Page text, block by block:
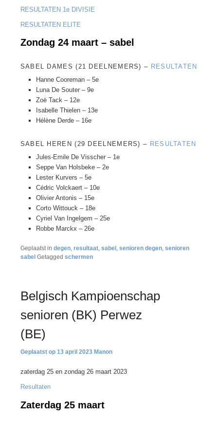
RESULTATEN 1e DIVISIE
RESULTATEN ELITE
Zondag 24 maart – sabel
SABEL DAMES (21 DEELNEMERS) – RESULTATEN
Hanne Cooreman – 5e
Luna De Souter – 9e
Zoë Tack – 12e
Isabelle Thielen – 13e
Hélène Derde – 16e
SABEL HEREN (29 DEELNEMERS) – RESULTATEN
Jules-Emile De Visscher – 1e
Seppe Van Holsbeke – 2e
Lester Kurvers – 5e
Cédric Volckaert – 10e
Olivier Antonis – 15e
Corto Wittouck – 18e
Cyriel Van Ingelgem – 25e
Robbe Marckx – 26e
Geplaatst in degen, resultaat, sabel , senioren degen, senioren
sabel Getagged schermen
Belgisch Kampioenschap
senioren (BK) Perwez
(BE)
13 april 2023 Manon
zaterdag 25 en zondag 26 maart 2023
Resultaten
Zaterdag 25 maart